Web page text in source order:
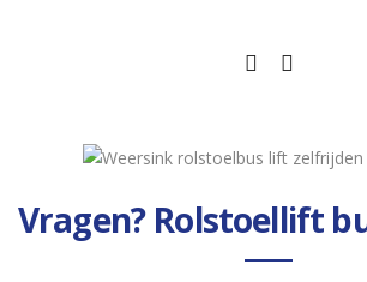
Vragen? Rolstoellift